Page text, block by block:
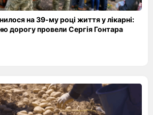
на 39-му році життя у лікарні:
дорогу провели Сергія Гонтара